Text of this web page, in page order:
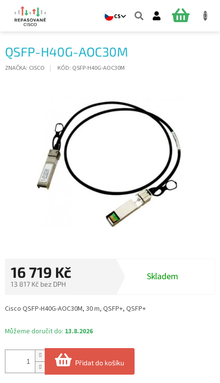
obsah
CS
NÁKUPNÍ
QSFP-H40G-AOC30M
ZNAČKA: CISCO KÓD: QSFP-H40G-AOC30M
16 719 Kč
13 817 Kč bez DPH
cena:
Skladem
Můžeme doručit do: 13.8.2026
Přidat do košíku
Cisco QSFP-H40G-AOC30M, 30 m, QSFP+, QSFP+